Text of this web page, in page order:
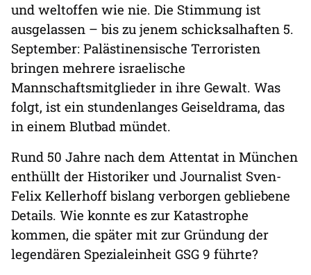
und weltoffen wie nie. Die Stimmung ist
ausgelassen – bis zu jenem schicksalhaften 5.
September: Palästinensische Terroristen
bringen mehrere israelische
Mannschaftsmitglieder in ihre Gewalt. Was
folgt, ist ein stundenlanges Geiseldrama, das
in einem Blutbad mündet.
Rund 50 Jahre nach dem Attentat in München
enthüllt der Historiker und Journalist Sven-
Felix Kellerhoff bislang verborgen gebliebene
Details. Wie konnte es zur Katastrophe
kommen, die später mit zur Gründung der
legendären Spezialeinheit GSG 9 führte?